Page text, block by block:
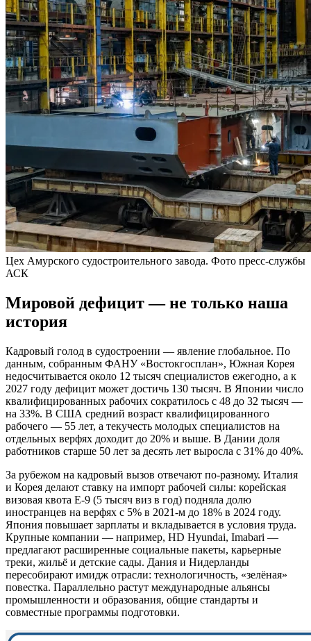
Цех Амурского судостроительного завода. Фото пресс-службы
АСК
Мировой дефицит — не только наша
история
Кадровый голод в судостроении — явление глобальное. По
данным, собранным ФАНУ «Востокгосплан», Южная Корея
недосчитывается около 12 тысяч специалистов ежегодно, а к
2027 году дефицит может достичь 130 тысяч. В Японии число
квалифицированных рабочих сократилось с 48 до 32 тысяч —
на 33%. В США средний возраст квалифицированного
рабочего — 55 лет, а текучесть молодых специалистов на
отдельных верфях доходит до 20% и выше. В Дании доля
работников старше 50 лет за десять лет выросла с 31% до 40%.
За рубежом на кадровый вызов отвечают по-разному. Италия
и Корея делают ставку на импорт рабочей силы: корейская
визовая квота E-9 (5 тысяч виз в год) подняла долю
иностранцев на верфях с 5% в 2021-м до 18% в 2024 году.
Япония повышает зарплаты и вкладывается в условия труда.
Крупные компании — например, HD Hyundai, Imabari —
предлагают расширенные социальные пакеты, карьерные
треки, жильё и детские сады. Дания и Нидерланды
пересобирают имидж отрасли: технологичность, «зелёная»
повестка. Параллельно растут международные альянсы
промышленности и образования, общие стандарты и
совместные программы подготовки.